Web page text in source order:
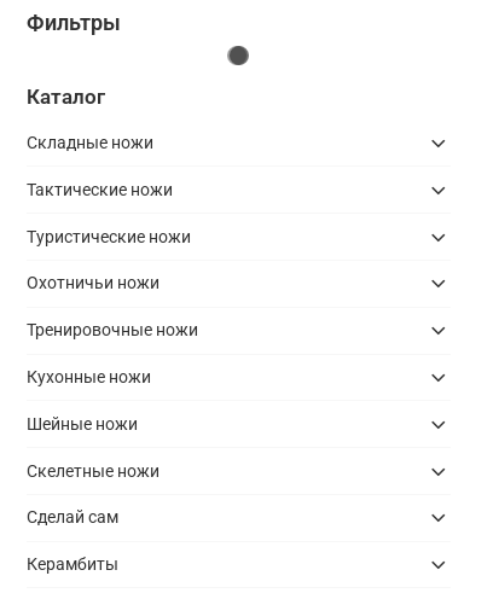
Фильтры
Каталог
Складные ножи
Тактические ножи
Туристические ножи
Охотничьи ножи
Тренировочные ножи
Кухонные ножи
Шейные ножи
Скелетные ножи
Сделай сам
Керамбиты